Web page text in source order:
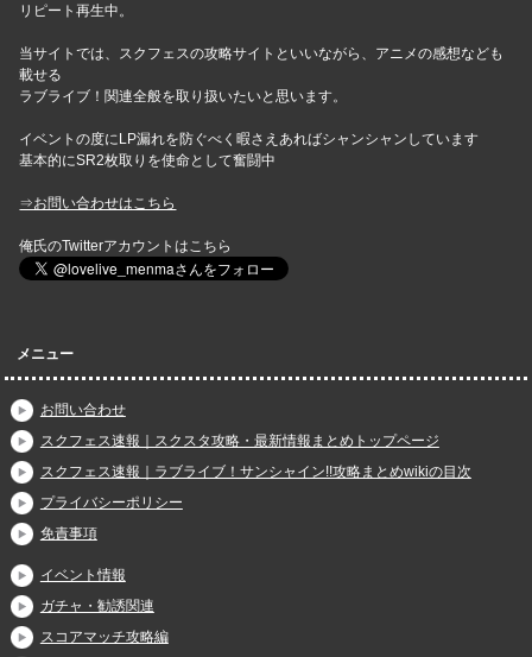
リピート再生中。
当サイトでは、スクフェスの攻略サイトといいながら、アニメの感想なども
載せる
ラブライブ！関連全般を取り扱いたいと思います。
イベントの度にLP漏れを防ぐべく暇さえあればシャンシャンしています
基本的にSR2枚取りを使命として奮闘中
⇒お問い合わせはこちら
俺氏のTwitterアカウントはこちら
メニュー
お問い合わせ
スクフェス速報｜スクスタ攻略・最新情報まとめトップページ
スクフェス速報｜ラブライブ！サンシャイン!!攻略まとめwikiの目次
プライバシーポリシー
免責事項
イベント情報
ガチャ・勧誘関連
スコアマッチ攻略編